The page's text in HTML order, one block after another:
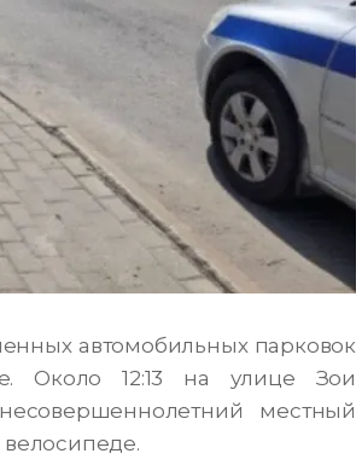
автомобильных парковок
Около 12:13 на улице Зои
местный
велосипеде.